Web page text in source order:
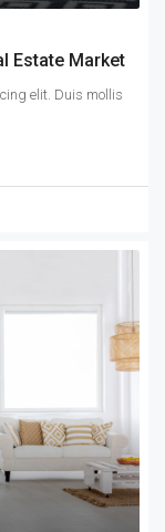
Estate Market
elit. Duis mollis